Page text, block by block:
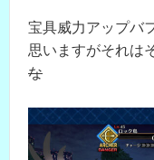
宝具威力アップバ
思いますがそれは
な